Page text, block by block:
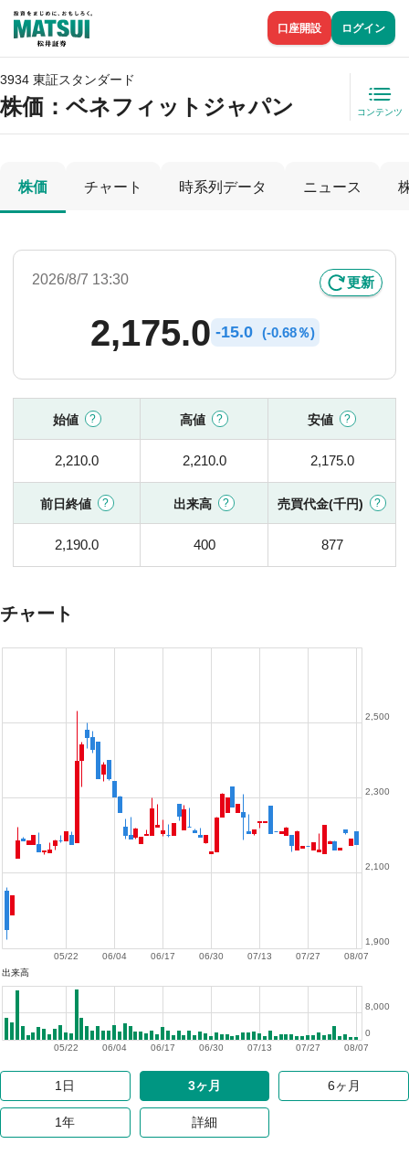
口座開設 ログイン
3934 東証スタンダード
株価 ：ベネフィットジャパン コンテンツ
株価 チャート 時系列データ ニュース
2026/8/7 13:30 更新
2,175.0 -15.0 (-0.68％)
始値 高値 安値
2,210.0 2,210.0 2,175.0
前日終値 出来高 売買代金(千円)
2,190.0 400 877
チャート
08/07
07/27
07/13
06/30
06/17
06/04
05/22
1,900
2,100
2,300
2,500
出来高
08/07
07/27
07/13
06/30
06/17
06/04
05/22
0
8,000
1日 3ヶ月 6ヶ月
1年 詳細